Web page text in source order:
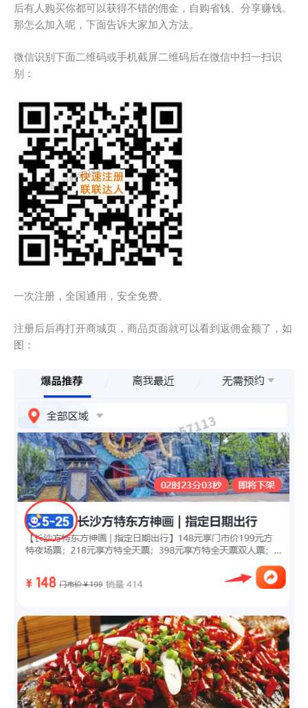
后有人购买你都可以获得不错的佣金，自购省钱、分享赚钱。
那怎么加入呢，下面告诉大家加入方法。
微信识别下面二维码或手机截屏二维码后在微信中扫一扫识
别：
一次注册，全国通用，安全免费。
注册后后再打开商城页，商品页面就可以看到返佣金额了，如
图：